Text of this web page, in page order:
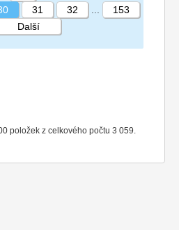
30 153
položek z celkového počtu 3 059.
31 32
153
Další